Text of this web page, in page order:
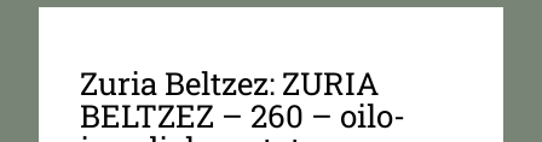
Zuria Beltzez: ZURIA
BELTZEZ – 260 – oilo-